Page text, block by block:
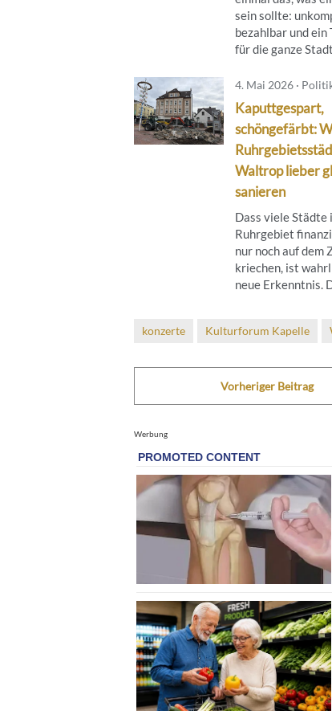
sein sollte:
bezahlbar und
für die ganze Stadt.
4. Mai 2026 ·
Kaputtgespart,
schöngefärbt:
Waltrop lieber
sanieren
Dass viele Städte
Ruhrgebiet
nur noch auf dem
kriechen, ist
neue Erkenntnis.
konzerte Kulturforum Kapelle
Vorheriger Beitrag
Werbung